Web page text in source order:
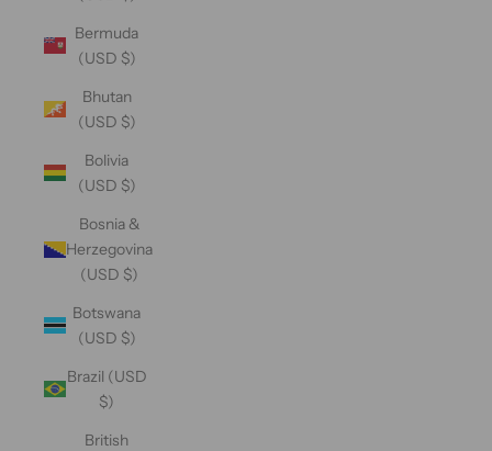
Bermuda
(USD $)
Bhutan
(USD $)
Bolivia
(USD $)
Bosnia &
Herzegovina
(USD $)
Botswana
(USD $)
Brazil (USD
$)
British